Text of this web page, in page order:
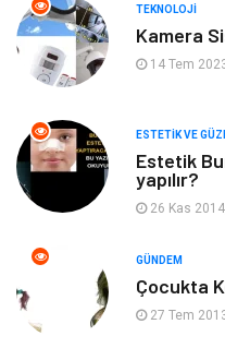
Kadın Hastalıkları
Güzellik
Beslenme
Psikolojik Hastalıklar
Kanser
TEKNOLOJI
Kamera
14 Tem
ESTETIK VE
Estetik
yapılır?
26 Kas
GÜNDEM
Çocukta
27 Tem